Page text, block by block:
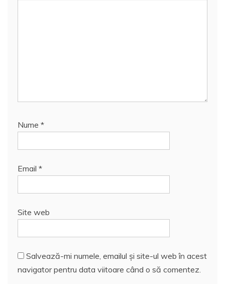
Nume *
Email *
Site web
Salvează-mi numele, emailul și site-ul web în acest
navigator pentru data viitoare când o să comentez.